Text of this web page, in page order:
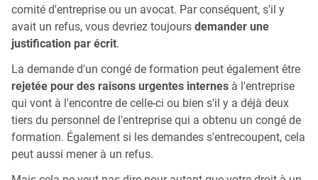
comité d'entreprise ou un avocat. Par conséquent, s'il y
avait un refus, vous devriez toujours demander une
justification par écrit.
La demande d'un congé de formation peut également être
rejetée pour des raisons urgentes internes à l'entreprise
qui vont à l'encontre de celle-ci ou bien s'il y a déjà deux
tiers du personnel de l'entreprise qui a obtenu un congé de
formation. Également si les demandes s'entrecoupent, cela
peut aussi mener à un refus.